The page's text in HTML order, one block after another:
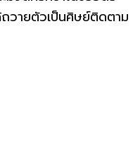
วายตัวเป็นศิษย์ติดตาม